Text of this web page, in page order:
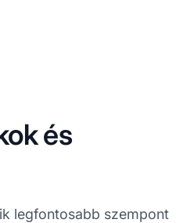
és
legfontosabb szempont